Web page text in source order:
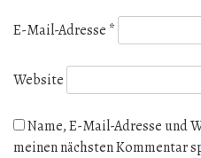
E-Mail-Adresse *
Website
Name, E-Mail-Adresse und
meinen nächsten Kommentar